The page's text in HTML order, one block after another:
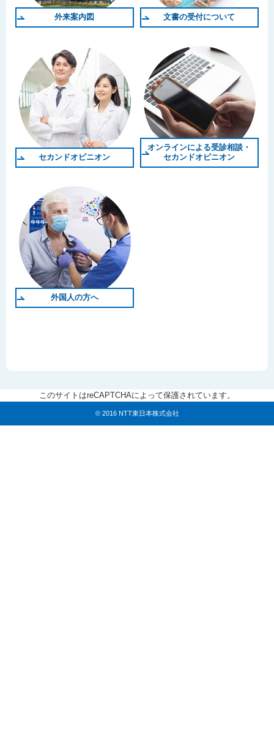
外来案内図 文書の受付について
セカンドオピニオン
オンラインによる受診相談・
セカンドオピニオン
外国人の方へ
このサイトはreCAPTCHAによって保護されています。
© 2016 NTT東日本株式会社